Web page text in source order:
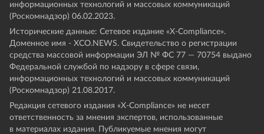
информационных технологий и массовых коммуникаций
(Роскомнадзор) 06.02.2023.
Исторические данные: Сетевое издание «Х-Compliance».
Доменное имя - XCO.NEWS. Свидетельство о регистрации
средства массовой информации ЭЛ № ФС 77 — 70754 выдано
Федеральной службой по надзору в сфере связи,
информационных технологий и массовых коммуникаций
(Роскомнадзор) 21.08.2017.
Редакция сетевого издания «X-Compliance» не несет
ответственность за мнения экспертов, использованные
в материалах издания. Публикуемые мнения могут